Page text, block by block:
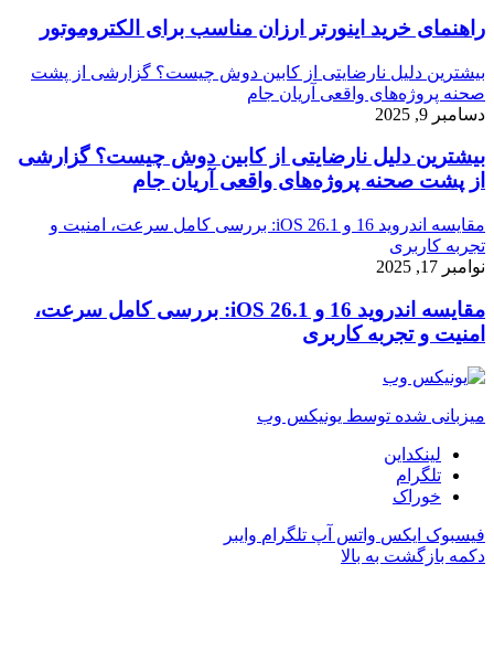
راهنمای خرید اینورتر ارزان مناسب برای الکتروموتور
بیشترین دلیل نارضایتی از کابین دوش چیست؟ گزارشی از پشت
صحنه پروژه‌های واقعی آریان جام
دسامبر 9, 2025
بیشترین دلیل نارضایتی از کابین دوش چیست؟ گزارشی
از پشت صحنه پروژه‌های واقعی آریان جام
مقایسه اندروید 16 و iOS 26.1: بررسی کامل سرعت، امنیت و
تجربه کاربری
نوامبر 17, 2025
مقایسه اندروید 16 و iOS 26.1: بررسی کامل سرعت،
امنیت و تجربه کاربری
میزبانی شده توسط یونیکس وب
لینکداین
تلگرام
خوراک
فیسبوک ایکس واتس آپ تلگرام وایبر
دکمه بازگشت به بالا